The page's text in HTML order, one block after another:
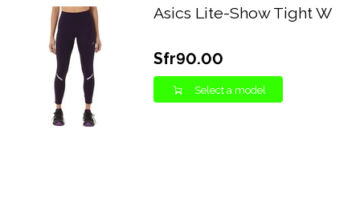
Asics Lite-Show Tight W
Sfr90.00
Select a model